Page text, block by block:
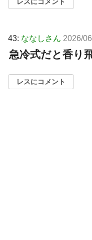
43: ななしさん 2026/
急冷式だと香り
レスにコメント